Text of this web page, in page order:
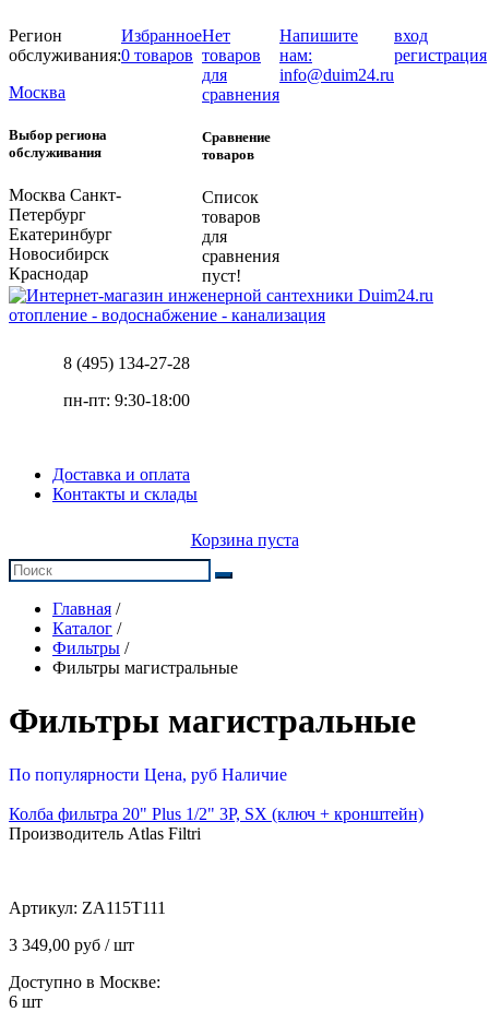
Регион
обслуживания:
Москва
Выбор региона
обслуживания
Москва Санкт-
Петербург
Екатеринбург
Новосибирск
Краснодар
Избранное
0 товаров
Нет
товаров
для
сравнения
Сравнение
товаров
Список
товаров
для
сравнения
пуст!
Напишите
нам:
info@duim24.ru
вход
регистрация
отопление - водоснабжение - канализация
8 (495) 134-27-28
пн-пт: 9:30-18:00
Доставка и оплата
Контакты и склады
Корзина пуста
Главная /
Каталог /
Фильтры /
Фильтры магистральные
Фильтры магистральные
По популярности Цена, руб Наличие
Колба фильтра 20" Plus 1/2" 3P, SX (ключ + кронштейн)
Производитель Atlas Filtri
Артикул: ZA115T111
3 349,00 руб / шт
Доступно в Москве:
6 шт